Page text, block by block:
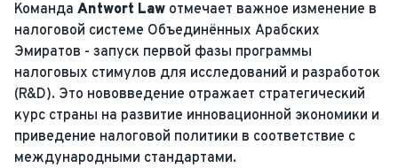
Команда Antwort Law отмечает важное изменение в
налоговой системе Объединённых Арабских
Эмиратов - запуск первой фазы программы
налоговых стимулов для исследований и разработок
(R&D). Это нововведение отражает стратегический
курс страны на развитие инновационной экономики и
приведение налоговой политики в соответствие с
международными стандартами.